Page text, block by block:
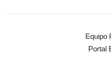
Equipo
Portal